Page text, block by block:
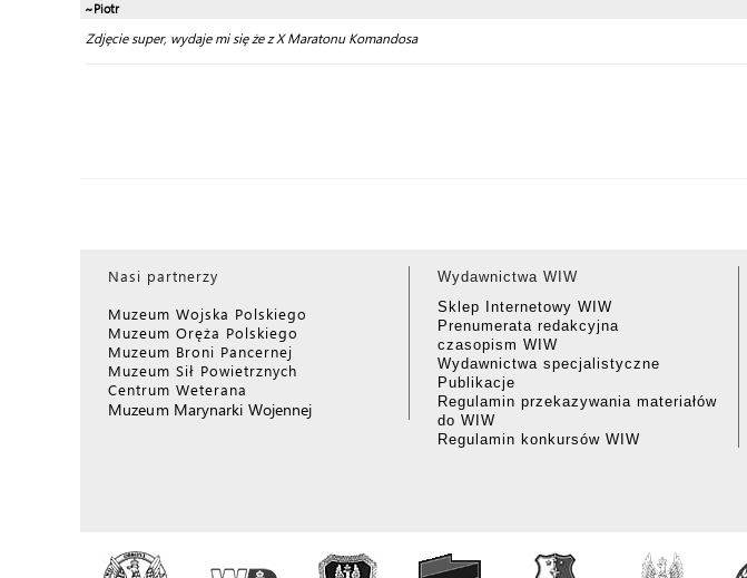
~Piotr
Zdjęcie super, wydaje mi się że z X Maratonu Komandosa
Nasi partnerzy
Muzeum Wojska Polskiego
Muzeum Oręża Polskiego
Muzeum Broni Pancernej
Muzeum Sił Powietrznych
Centrum Weterana
Muzeum Marynarki Wojennej
Wydawnictwa WIW
Sklep Internetowy WIW
Prenumerata redakcyjna
czasopism WIW
Wydawnictwa specjalistyczne
Publikacje
Regulamin przekazywania materiałów
do WIW
Regulamin konkursów WIW